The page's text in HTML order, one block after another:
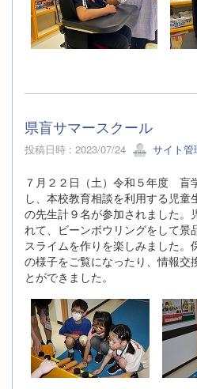
県盲サマースクール
投稿日時 : 2023/07/24 サイト管
７月２２日（土）令和５年度 盲
し、本校教育相談を利用する児
の先生計９名が参加されました。
れて、ビーンボウリングをして景
スライムを作りを楽しみました。
の様子をご覧になったり、情報交
とができました。